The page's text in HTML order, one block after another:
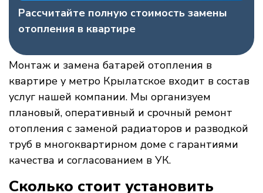
Рассчитайте полную стоимость замены
отопления в квартире
Монтаж и замена батарей отопления в
квартире у метро Крылатское входит в состав
услуг нашей компании. Мы организуем
плановый, оперативный и срочный ремонт
отопления с заменой радиаторов и разводкой
труб в многоквартирном доме с гарантиями
качества и согласованием в УК.
Сколько стоит установить